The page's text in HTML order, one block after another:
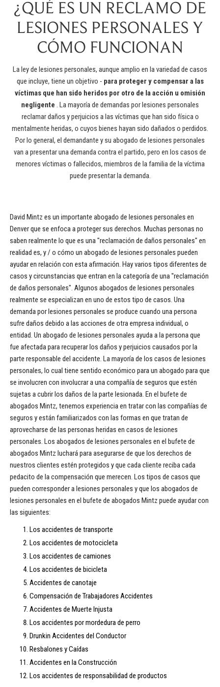
¿QUÉ ES UN RECLAMO DE
LESIONES PERSONALES Y
CÓMO FUNCIONAN
La ley de lesiones personales, aunque amplio en la variedad de casos
que incluye, tiene un objetivo - para proteger y compensar a las
víctimas que han sido heridos por otro de la acción u omisión
negligente . La mayoría de demandas por lesiones personales
reclamar daños y perjuicios a las víctimas que han sido física o
mentalmente heridas, o cuyos bienes hayan sido dañados o perdidos.
Por lo general, el demandante y su abogado de lesiones personales
van a presentar una demanda contra el partido, pero en los casos de
menores víctimas o fallecidos, miembros de la familia de la víctima
puede presentar la demanda.
David Mintz es un importante abogado de lesiones personales en
Denver que se enfoca a proteger sus derechos. Muchas personas no
saben realmente lo que es una "reclamación de daños personales" en
realidad es, y / o cómo un abogado de lesiones personales pueden
ayudar en relación con esta afirmación. Hay varios tipos diferentes de
casos y circunstancias que entran en la categoría de una "reclamación
de daños personales". Algunos abogados de lesiones personales
realmente se especializan en uno de estos tipo de casos. Una
demanda por lesiones personales se produce cuando una persona
sufre daños debido a las acciones de otra empresa individual, o
entidad. Un abogado de lesiones personales ayuda a la persona que
fue afectada para recuperar los daños y perjuicios causados ​​por la
parte responsable del accidente. La mayoría de los casos de lesiones
personales, lo cual tiene sentido económico para un abogado para que
se involucren con involucrar a una compañía de seguros que estén
sujetas a cubrir los daños de la parte lesionada. En el bufete de
abogados Mintz, tenemos experiencia en tratar con las compañías de
seguros y están familiarizados con las formas en que tratan de
aprovecharse de las personas heridas en casos de lesiones
personales. Los abogados de lesiones personales en el bufete de
abogados Mintz luchará para asegurarse de que los derechos de
nuestros clientes estén protegidos y que cada cliente reciba cada
pedacito de la compensación que merecen. Los tipos de casos que
pueden corresponder a lesiones personales y que los abogados de
lesiones personales en el bufete de abogados Mintz puede ayudar con
las siguientes:
Los accidentes de transporte
Los accidentes de motocicleta
Los accidentes de camiones
Los accidentes de bicicleta
Accidentes de canotaje
Compensación de Trabajadores Accidentes
Accidentes de Muerte Injusta
Los accidentes por mordedura de perro
Drunkin Accidentes del Conductor
Resbalones y Caídas
Accidentes en la Construcción
Los accidentes de responsabilidad de productos